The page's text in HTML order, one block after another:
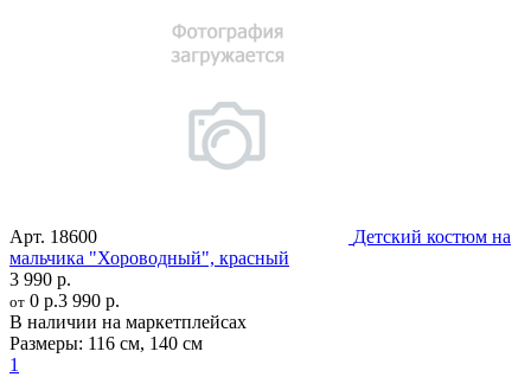
Арт. 18600
Детский костюм на
мальчика "Хороводный", красный
3 990 р.
от 0 р.3 990 р.
В наличии на маркетплейсах
Размеры: 116 см, 140 см
1